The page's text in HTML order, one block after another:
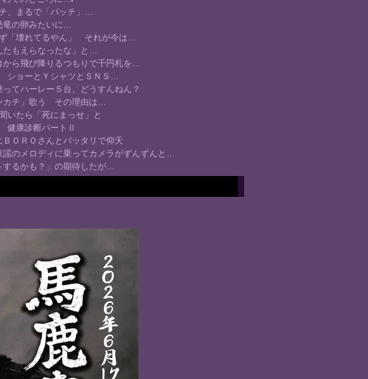
、まるで「パッチ」…
の卵みたいに…
「壊れてるやん」 それが今は…
もえらなったな」と…
ら飛び降りるつもりで千円札を…
ショーとＹシャツとＳＮＳ…
てハーレー５台、どうすんねん？
カチ」歌う その理由は…
いたら「死にまっせ」と
健康診断パートⅡ
ＯＲＯさんとバッタリで仰天
のメロディに乗ってカメラがずんずんと…
るかも？」の期待したが…